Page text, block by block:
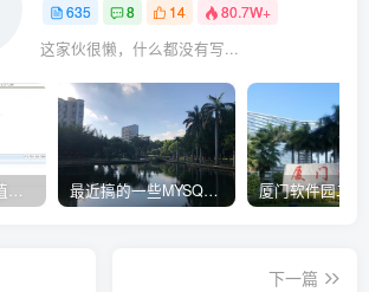
635 8 14 80.7W+
这家伙很懒，什么都没有写...
nginx判断header值转发不同upstream处理 最近搞的一些MYSQL相关的docker镜像
下一篇